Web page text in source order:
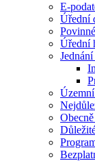
E-
Úřední
Úřední